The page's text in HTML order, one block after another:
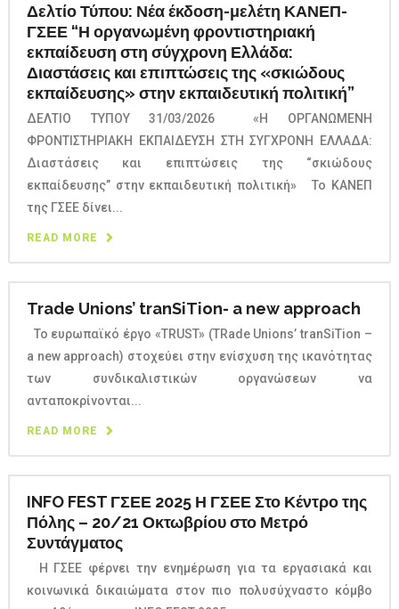
Δελτίο Τύπου: Νέα έκδοση-μελέτη ΚΑΝΕΠ-
ΓΣΕΕ “Η οργανωμένη φροντιστηριακή
εκπαίδευση στη σύγχρονη Ελλάδα:
Διαστάσεις και επιπτώσεις της «σκιώδους
εκπαίδευσης» στην εκπαιδευτική πολιτική”
ΔΕΛΤΙΟ ΤΥΠΟΥ 31/03/2026 «Η ΟΡΓΑΝΩΜΕΝΗ
ΦΡΟΝΤΙΣΤΗΡΙΑΚΗ ΕΚΠΑΙΔΕΥΣΗ ΣΤΗ ΣΥΓΧΡΟΝΗ ΕΛΛΑΔΑ:
Διαστάσεις και επιπτώσεις της “σκιώδους
εκπαίδευσης” στην εκπαιδευτική πολιτική» Το ΚΑΝΕΠ
της ΓΣΕΕ δίνει...
READ MORE
Trade Unions’ tranSiTion- a new approach
Το ευρωπαϊκό έργο «TRUST» (TRade Unions’ tranSiTion –
a new approach) στοχεύει στην ενίσχυση της ικανότητας
των συνδικαλιστικών οργανώσεων να
ανταποκρίνονται...
READ MORE
INFO FEST ΓΣΕΕ 2025 Η ΓΣΕΕ Στο Κέντρο της
Πόλης – 20/21 Οκτωβρίου στο Μετρό
Συντάγματος
Η ΓΣΕΕ φέρνει την ενημέρωση για τα εργασιακά και
κοινωνικά δικαιώματα στον πιο πολυσύχναστο κόμβο